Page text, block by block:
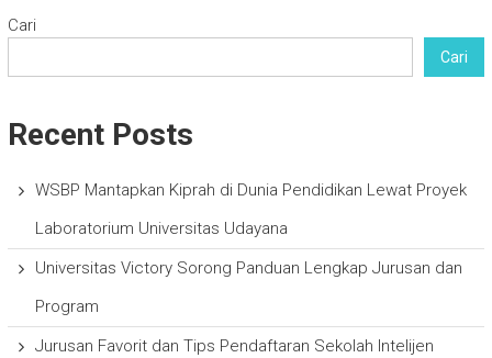
Cari
Cari
Recent Posts
WSBP Mantapkan Kiprah di Dunia Pendidikan Lewat Proyek
Laboratorium Universitas Udayana
Universitas Victory Sorong Panduan Lengkap Jurusan dan
Program
Jurusan Favorit dan Tips Pendaftaran Sekolah Intelijen